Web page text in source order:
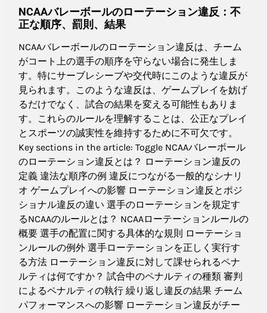
NCAAバレーボールのローテーション違反：不
正な順序、罰則、結果
NCAAバレーボールのローテーション違反は、チーム
がコート上の選手の順序を守らない場合に発生しま
す。特にサーブレシーブや交代時にこのような違反が
見られます。このような違反は、ゲームプレイを妨げ
るだけでなく、試合の結果を変える可能性もありま
す。これらのルールを理解することは、公正なプレイ
とスポーツの誠実性を維持するために不可欠です。
Key sections in the article: Toggle NCAAバレーボール
のローテーション違反とは？ ローテーション違反の
定義 違法な順序の例 違反につながる一般的なシナリ
オ ゲームプレイへの影響 ローテーション違反とポジ
ショナル違反の違い 選手のローテーションを規定す
るNCAAのルールとは？ NCAAローテーションルールの
概要 選手の配置に関する具体的な規則 ローテーショ
ンルールの例外 選手ローテーションを正しく実行す
る方法 ローテーション違反に対して課せられるペナ
ルティは何ですか？ 試合中のペナルティの種類 審判
によるペナルティの執行 繰り返し違反の結果 チーム
パフォーマンスへの影響 ローテーション違反がチー